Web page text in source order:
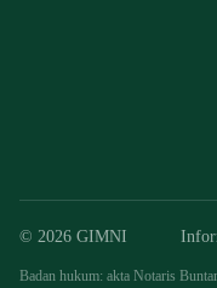
© 2026 GIMNI
Badan hukum: akta Notaris